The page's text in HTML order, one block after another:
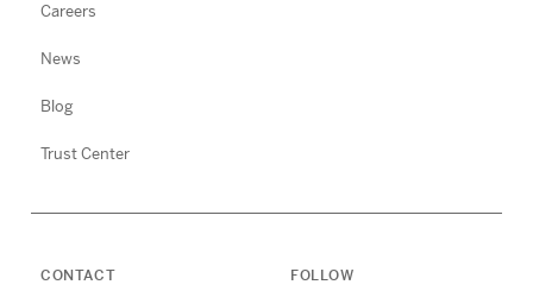
Careers
News
Blog
Trust Center
CONTACT FOLLOW